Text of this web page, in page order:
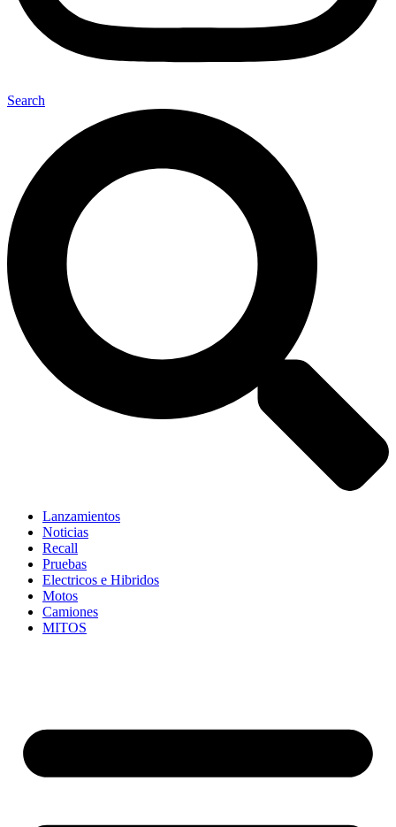
Search
Lanzamientos
Noticias
Recall
Pruebas
Electricos e Hibridos
Motos
Camiones
MITOS